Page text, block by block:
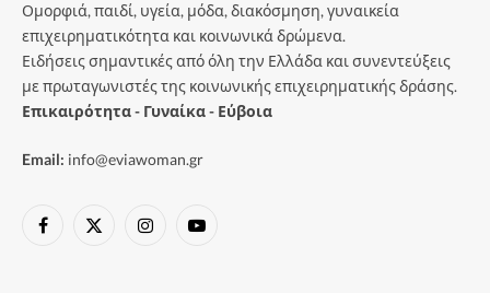
Ομορφιά, παιδί, υγεία, μόδα, διακόσμηση, γυναικεία
επιχειρηματικότητα και κοινωνικά δρώμενα.
Ειδήσεις σημαντικές από όλη την Ελλάδα και συνεντεύξεις
με πρωταγωνιστές της κοινωνικής επιχειρηματικής δράσης.
Επικαιρότητα - Γυναίκα - Εύβοια
Email: info@eviawoman.gr
Facebook
X
InstagramYouTube